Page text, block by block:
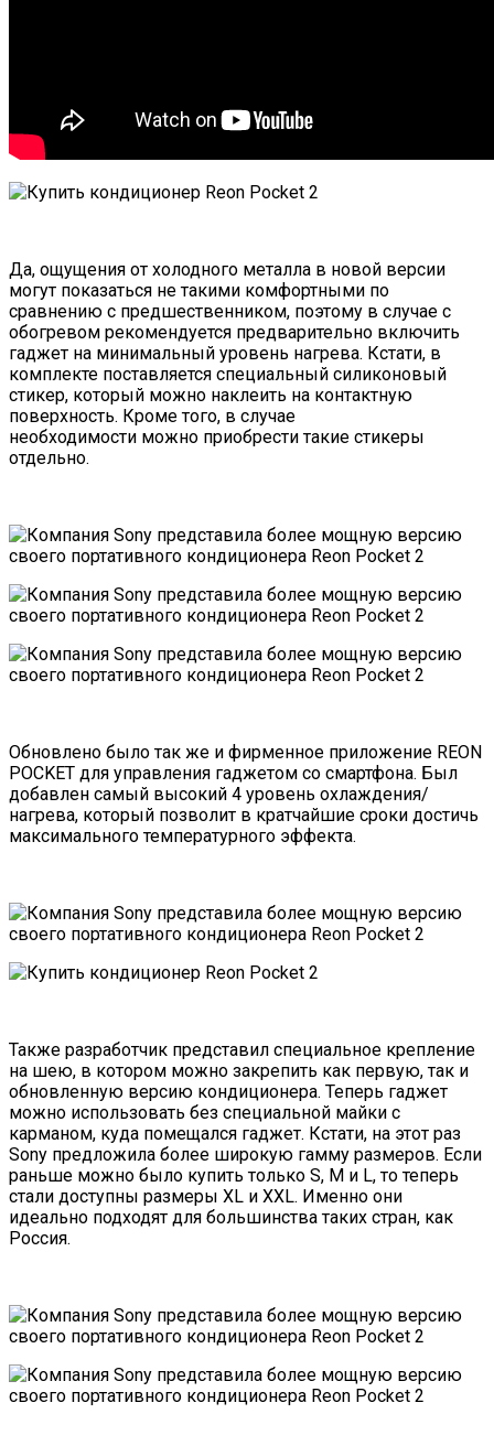
Да, ощущения от холодного металла в новой версии
могут показаться не такими комфортными по
сравнению с предшественником, поэтому в случае с
обогревом рекомендуется предварительно включить
гаджет на минимальный уровень нагрева. Кстати, в
комплекте поставляется специальный силиконовый
стикер, который можно наклеить на контактную
поверхность. Кроме того, в случае
необходимости можно приобрести такие стикеры
отдельно.
Обновлено было так же и фирменное приложение REON
POCKET для управления гаджетом со смартфона. Был
добавлен самый высокий 4 уровень охлаждения/
нагрева, который позволит в кратчайшие сроки достичь
максимального температурного эффекта.
Также разработчик представил специальное крепление
на шею, в котором можно закрепить как первую, так и
обновленную версию кондиционера. Теперь гаджет
можно использовать без специальной майки с
карманом, куда помещался гаджет. Кстати, на этот раз
Sony предложила более широкую гамму размеров. Если
раньше можно было купить только S, M и L, то теперь
стали доступны размеры XL и XXL. Именно они
идеально подходят для большинства таких стран, как
Россия.